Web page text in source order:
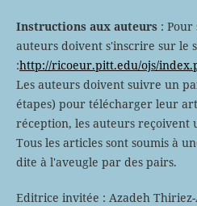
Instructions aux auteurs :
auteurs doivent s'inscrire sur le
:http://ricoeur.pitt.edu/ojs/
Les auteurs doivent suivre un
étapes) pour télécharger leur
réception, les auteurs reçoivent
Tous les articles sont soumis à
dite à l'aveugle par des pairs.
Editrice invitée : Azadeh